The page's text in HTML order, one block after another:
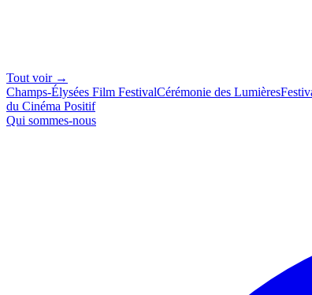
Tout voir →
Champs-Élysées Film FestivalCérémonie des Lumières
du Cinéma Positif
Qui sommes-nous